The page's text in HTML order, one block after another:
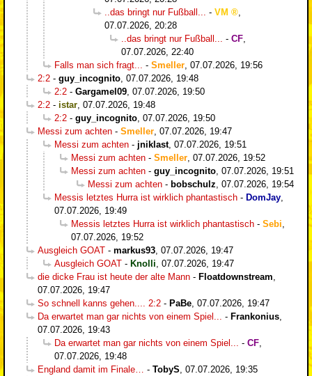
..das bringt nur Fußball...
- VM
07.07.2026, 20:28
..das bringt nur Fußball...
- CF
07.07.2026, 22:40
Falls man sich fragt...
- Smeller 07.07.2026, 19:56
2:2 - guy_incognito 07.07.2026, 19:48
2:2 - Gargamel09 07.07.2026, 19:50
2:2 - istar 07.07.2026, 19:48
2:2 - guy_incognito 07.07.2026, 19:50
Messi zum achten - Smeller 07.07.2026, 19:47
Messi zum achten - jniklast, 07.07.2026, 19:51
Messi zum achten - Smeller 07.07.2026, 19:52
Messi zum achten - guy_incognito 07.07.2026, 19:51
Messi zum achten - bobschulz 07.07.2026, 19:54
Messis letztes Hurra ist wirklich phantastisch - DomJay
07.07.2026, 19:49
Messis letztes Hurra ist wirklich phantastisch - Sebi
07.07.2026, 19:52
Ausgleich GOAT - markus93 07.07.2026, 19:47
Ausgleich GOAT - Knolli 07.07.2026, 19:47
die dicke Frau ist heute der alte Mann - Floatdownstream
07.07.2026, 19:47
So schnell kanns gehen.... 2:2 - PaBe 07.07.2026, 19:47
Da erwartet man gar nichts von einem Spiel...
- Frankonius
07.07.2026, 19:43
Da erwartet man gar nichts von einem Spiel...
- CF
07.07.2026, 19:48
England damit im Finale…
- TobyS 07.07.2026, 19:35